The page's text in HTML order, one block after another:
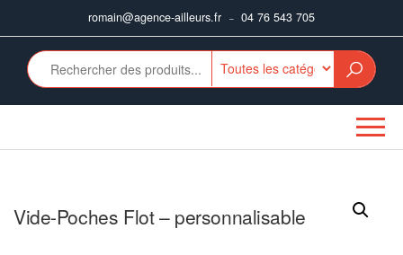
romain@agence-ailleurs.fr – 04 76 543 705
Vide-Poches Flot – personnalisable